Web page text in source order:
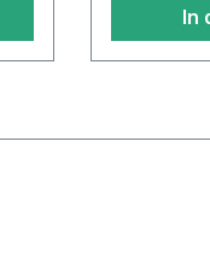
In